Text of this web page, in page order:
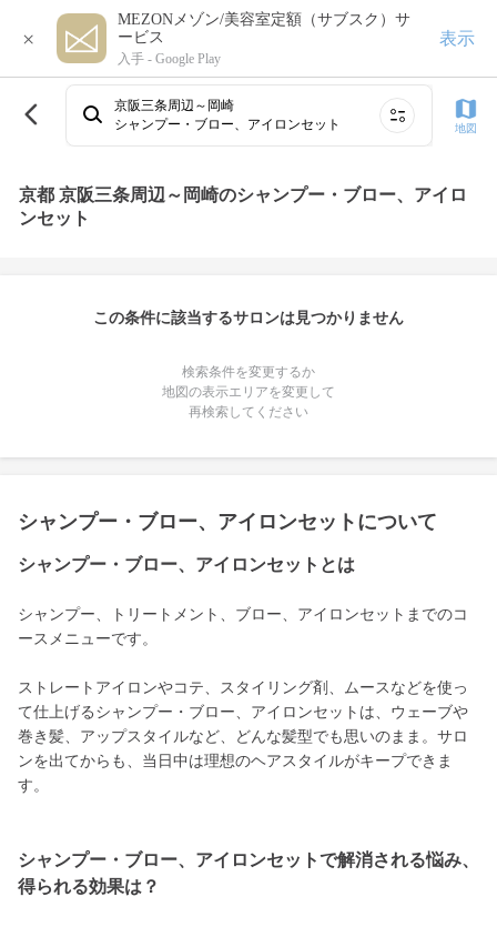
×
MEZONメゾン/美容室定額（サブスク）サ
ービス
入手 - Google Play
表示
京阪三条周辺～岡崎
シャンプー・ブロー、アイロンセット
地図
京都 京阪三条周辺～岡崎のシャンプー・ブロー、アイロ
ンセット
この条件に該当するサロンは見つかりません
検索条件を変更するか
地図の表示エリアを変更して
再検索してください
シャンプー・ブロー、アイロンセットについて
シャンプー・ブロー、アイロンセットとは
シャンプー、トリートメント、ブロー、アイロンセットまでのコ
ースメニューです。
ストレートアイロンやコテ、スタイリング剤、ムースなどを使っ
て仕上げるシャンプー・ブロー、アイロンセットは、ウェーブや
巻き髪、アップスタイルなど、どんな髪型でも思いのまま。サロ
ンを出てからも、当日中は理想のヘアスタイルがキープできま
す。
シャンプー・ブロー、アイロンセットで解消される悩み、
得られる効果は？